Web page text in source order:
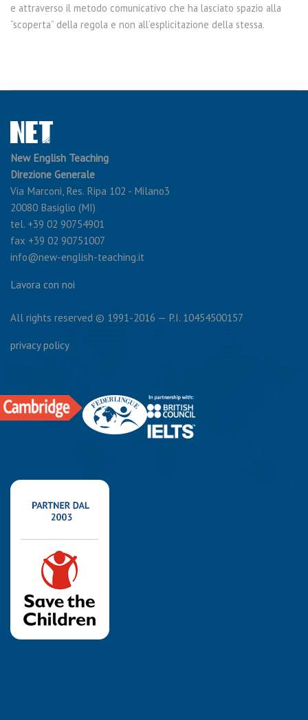
e attraverso il metodo comunicativo che ha lasciato spazio alla
“scoperta” della regola e non all’esplicitazione della stessa.
New English Teaching
Direzione Generale
Via Marconi, Res. Ripa 102 - Milano3
20080 Basiglio (MI)
tel. +39 02 90754901
fax +39 02 90751007
info@new-english-teaching.it
Lavora con noi
All rights reserved © 1991-2016 — P.I. 10454500157
privacy policy